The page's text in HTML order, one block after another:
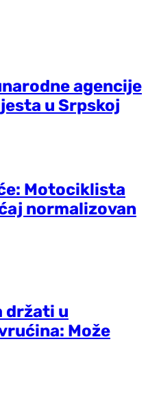
agencije
u Srpskoj
Motociklista
normalizovan
držati u
Može